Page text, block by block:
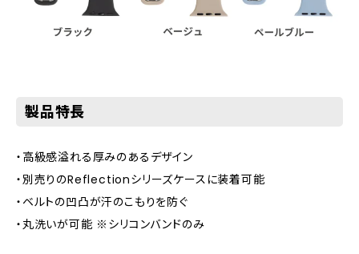
製品特長
・高級感溢れる厚みのあるデザイン
・別売りのReflectionシリーズケースに装着可能
・ベルトの凹凸が汗のこもりを防ぐ
・丸洗いが可能 ※シリコンバンドのみ